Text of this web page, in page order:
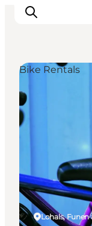
Inspirations
Planifiez
Lohals, Funen
Bike Rentals